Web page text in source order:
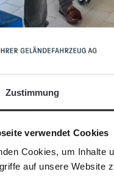
Zustimmung
verwendet Cookies
Cookies, um Inhalte
auf unsere Website
llevar un cuarto de
impresionante historia
también 25
apoyo continuo y la
locales. En la
y atractivas.